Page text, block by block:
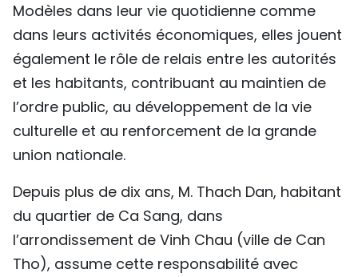
Modèles dans leur vie quotidienne comme
dans leurs activités économiques, elles jouent
également le rôle de relais entre les autorités
et les habitants, contribuant au maintien de
l’ordre public, au développement de la vie
culturelle et au renforcement de la grande
union nationale.
Depuis plus de dix ans, M. Thach Dan, habitant
du quartier de Ca Sang, dans
l’arrondissement de Vinh Chau (ville de Can
Tho), assume cette responsabilité avec